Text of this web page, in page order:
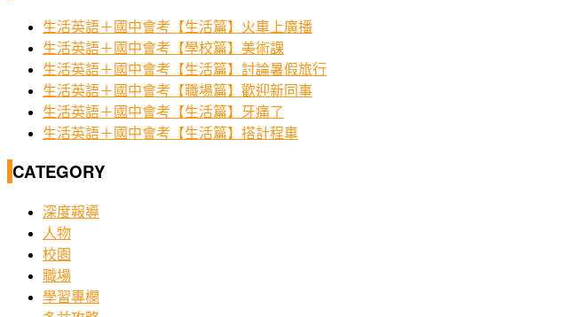
生活英語＋國中會考【生活篇】火車上廣播
生活英語＋國中會考【學校篇】美術課
生活英語＋國中會考【生活篇】討論暑假旅行
生活英語＋國中會考【職場篇】歡迎新同事
生活英語＋國中會考【生活篇】牙痛了
生活英語＋國中會考【生活篇】搭計程車
CATEGORY
深度報導
人物
校園
職場
學習專欄